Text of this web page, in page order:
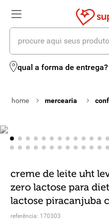
procure aqui seus produtos
qual a forma de entrega?
mercearia
creme de leite uht
zero lactose para
lactose piracanjuba
referência: 170303
termos mais buscados
2º leite
º iogurte
6º biscoito
queijo